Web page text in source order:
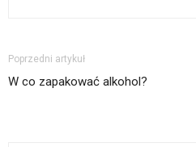
Poprzedni artykuł
W co zapakować alkohol?